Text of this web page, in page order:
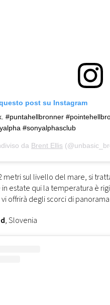
post su Instagram
#puntahellbronner
#sonyalphasclub
da Brent Ellis
metri sul livello del mare, si
in estate qui la temperatura è
offrirà degli scorci di
, Slovenia